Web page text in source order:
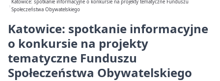
Katowice: spotkanie informacyjne o konkursie na projekty tematyczne Funduszu
Społeczeństwa Obywatelskiego
Katowice: spotkanie informacyjne
o konkursie na projekty
tematyczne Funduszu
Społeczeństwa Obywatelskiego